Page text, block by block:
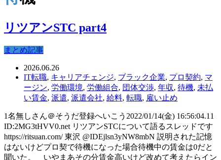
リツアンSTC part4
まとめ記事
2026.06.26
IT転職, キャリアチェンジ, ブラック企業, プロ契約, マ
ージン, 労働環境, 労働組合, 団体交渉, 年収, 待機, 未払
い賃金, 派遣, 派遣会社, 給料, 転職, 雇い止め
1名無しさん＠そうだ登録へいこう2022/01/14(金) 16:56:04.11
ID:2MG3tHVV0.net リツアンSTCについて語るスレッドです
https://ritsuan.com/ 東沢 @IDEjlsn3yNW8mbN 説明された記憶
はないけどプロ契で待機になった場合待機中の賃金は0だと
聞いた。 いやまあその分賃金高いけど改めて考えたらイン